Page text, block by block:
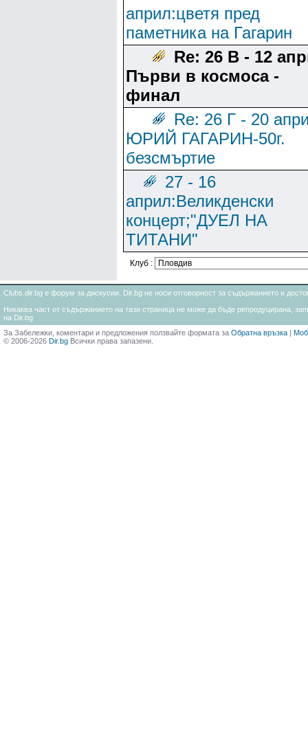
април:цветя пред
паметника на Гагарин
Re: 26 В - 12
Първи в космоса -
финал
Re: 26 Г - 20
ЮРИЙ ГАГАРИН-50г.
безсмъртие
27 - 16
април:Великденски
концерт;"ДУЕЛ НА
ТИТАНИ"
Клуб :
Clubs.dir.bg е форум за дискусии. Dir.bg не носи отговорност за съдържанието и
Никаква част от съдържанието на тази страница не може да бъде репродуцирана,
на Dir.bg
За Забележки, коментари и предложения ползвайте формата за Обратна връзка |
© 2006-2026 Dir.bg Всички права запазени.